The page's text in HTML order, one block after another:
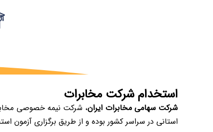
استخدام شرکت مخابرات
شرکت سهامی مخابرات ایران
استانی در سراسر کشور بوده و از طریق برگزاری آزمون